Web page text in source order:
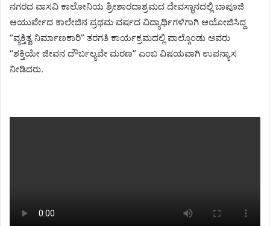
ನಗರದ ವಾಸವಿ ಕಾಲೋನಿಯ ಶ್ರೀಶಾರದಾಶ್ರಮದ ದೇವಸ್ಥಾನದಲ್ಲಿ ಬಾಪೂಜಿ
ಆಯುರ್ವೇದ ಕಾಲೇಜಿನ ಪ್ರಥಮ ವರ್ಷದ ವಿದ್ಯಾರ್ಥಿಗಳಿಗಾಗಿ ಆಯೋಜಿಸಿದ್ದ
“ವ್ಯಕ್ತಿತ್ವ ನಿರ್ಮಾಣಕಾರಿ” ತರಗತಿ ಕಾರ್ಯಕ್ರಮದಲ್ಲಿ ಪಾಲ್ಗೊಂಡು ಅವರು
“ಶಕ್ತಿಯೇ ಜೀವನ ದೌರ್ಬಲ್ಯವೇ ಮರಣ” ಎಂಬ ವಿಷಯವಾಗಿ ಉಪನ್ಯಾಸ
ನೀಡಿದರು.